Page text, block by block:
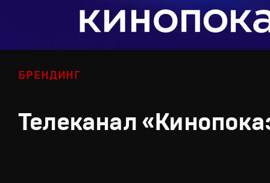
БРЕНДИНГ
Телеканал